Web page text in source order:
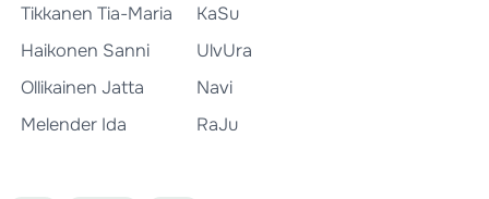
Tikkanen Tia-Maria
KaSu
Haikonen Sanni
UlvUra
Ollikainen Jatta
Navi
Melender Ida
RaJu